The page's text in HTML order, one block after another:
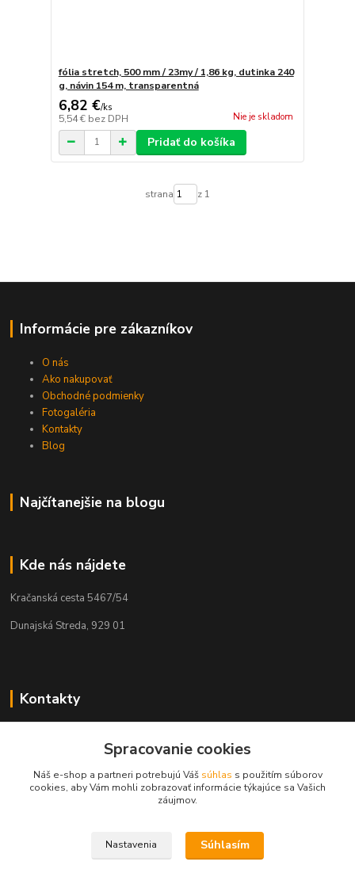
fólia stretch, 500 mm / 23my / 1,86 kg, dutinka 240
g, návin 154 m, transparentná
6,82 €/ks
5,54 € bez DPH Nie je skladom
Pridať do košíka
strana z 1
Informácie pre zákazníkov
O nás
Ako nakupovať
Obchodné podmienky
Fotogaléria
Kontakty
Blog
Najčítanejšie na blogu
Kde nás nájdete
Kračanská cesta 5467/54
Dunajská Streda, 929 01
Kontakty
+421 908 775 701
info@kantorstav.sk
Spracovanie cookies
Náš e-shop a partneri potrebujú Váš súhlas s použitím súborov
cookies, aby Vám mohli zobrazovať informácie týkajúce sa Vašich
záujmov.
Nastavenia Súhlasím